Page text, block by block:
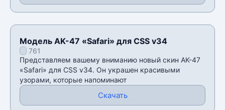
Модель AK-47 «Safari» для CSS v34
761
Представляем вашему вниманию новый скин AK-47
«Safari» для CSS v34. Он украшен красивыми
узорами, которые напоминают
Скачать